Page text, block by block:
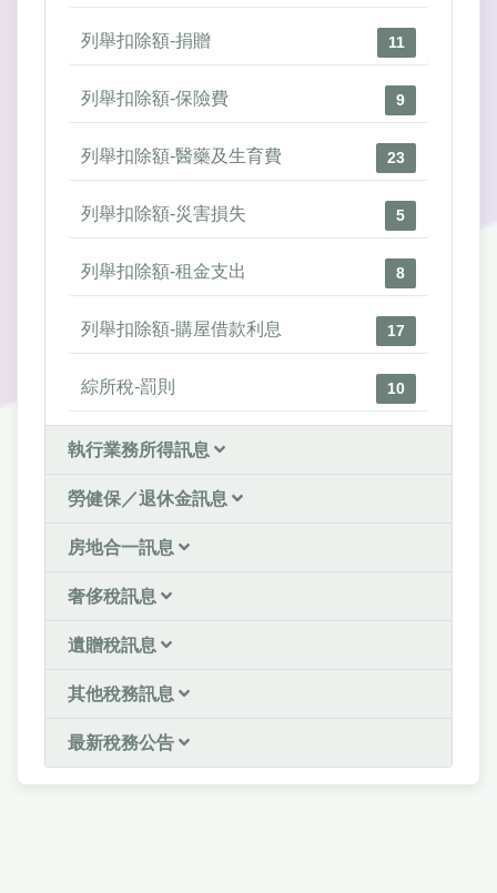
列舉扣除額-捐贈 11
列舉扣除額-保險費 9
列舉扣除額-醫藥及生育費 23
列舉扣除額-災害損失 5
列舉扣除額-租金支出 8
列舉扣除額-購屋借款利息 17
綜所稅-罰則 10
執行業務所得訊息
勞健保／退休金訊息
房地合一訊息
奢侈稅訊息
遺贈稅訊息
其他稅務訊息
最新稅務公告